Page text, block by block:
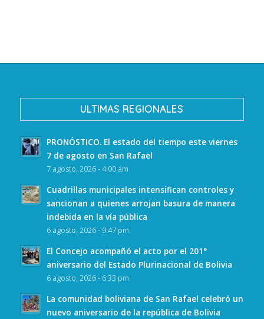
ULTIMAS REGIONALES
PRONÓSTICO. El estado del tiempo este viernes
7 de agosto en San Rafael
7 agosto, 2026 - 4:00 am
Cuadrillas municipales intensifican controles y
sancionan a quienes arrojan basura de manera
indebida en la vía pública
6 agosto, 2026 - 9:47 pm
El Concejo acompañó el acto por el 201°
aniversario del Estado Plurinacional de Bolivia
6 agosto, 2026 - 6:33 pm
La comunidad boliviana de San Rafael celebró un
nuevo aniversario de la república de Bolivia